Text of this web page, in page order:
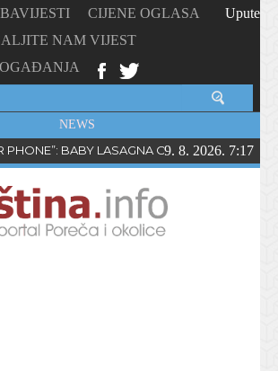
CIJENE OGLASA
NAM VIJEST
Upute
NEWS
PHONE”: BABY LASAGNA OBJAVIO NOVI
9. 8. 2026. 7:17